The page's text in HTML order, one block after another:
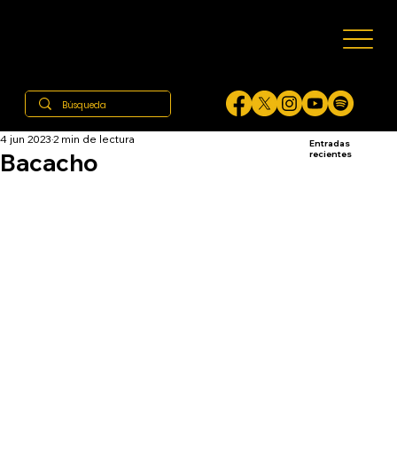
Bacacho
4 jun 2023 2 min de lectura
Entradas
recientes